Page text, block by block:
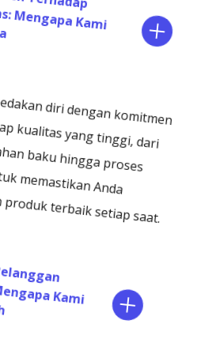
Kami
diri dengan komitmen
yang tinggi, dari
baku hingga proses
memastikan Anda
terbaik setiap saat.
Kami